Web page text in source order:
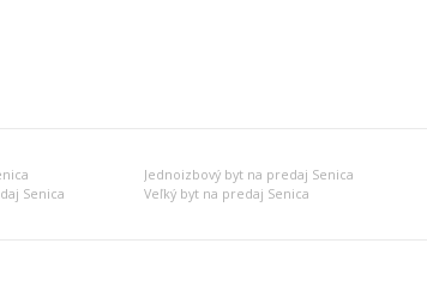
Jednoizbový byt na predaj Senica
Senica
Veľký byt na predaj Senica